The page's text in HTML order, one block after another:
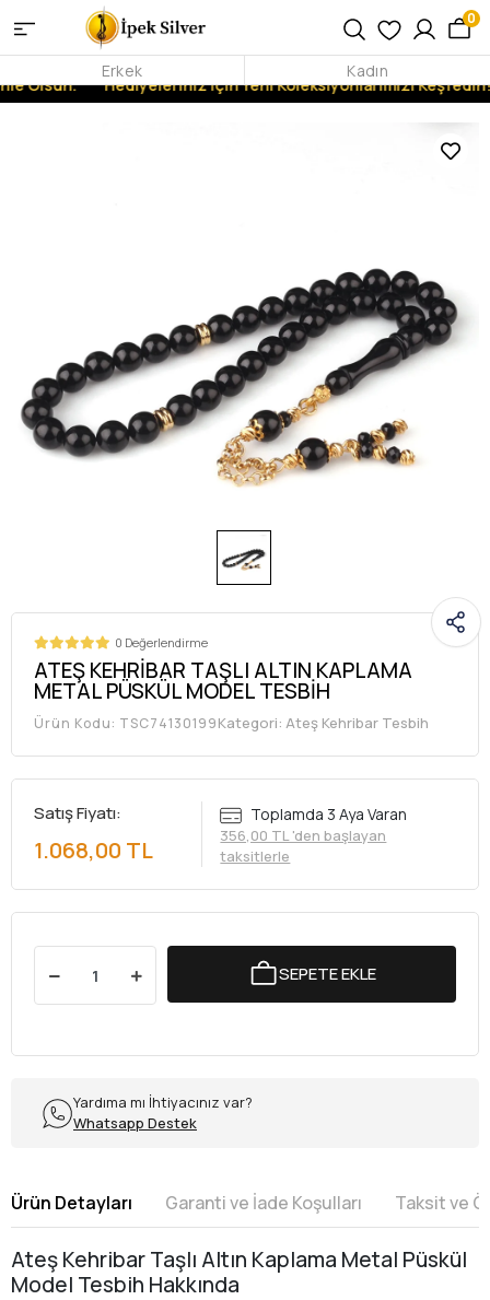
Olsun. Hediyeleriniz İçin Yeni Koleksiyonlarımızı Keşfedin!
0
Erkek Kadın
0 Değerlendirme
ATEŞ KEHRİBAR TAŞLI ALTIN KAPLAMA
METAL PÜSKÜL MODEL TESBİH
Ürün Kodu: TSC74130199Kategori: Ateş Kehribar Tesbih
Satış Fiyatı:
1.068,00 TL
Toplamda 3 Aya Varan
356,00 TL 'den başlayan
taksitlerle
SEPETE EKLE
Yardıma mı İhtiyacınız var?
Whatsapp Destek
Ürün Detayları Garanti ve İade Koşulları Taksit ve
Ateş Kehribar Taşlı Altın Kaplama Metal Püskül
Model Tesbih Hakkında